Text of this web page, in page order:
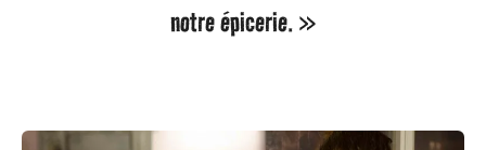
notre épicerie. »